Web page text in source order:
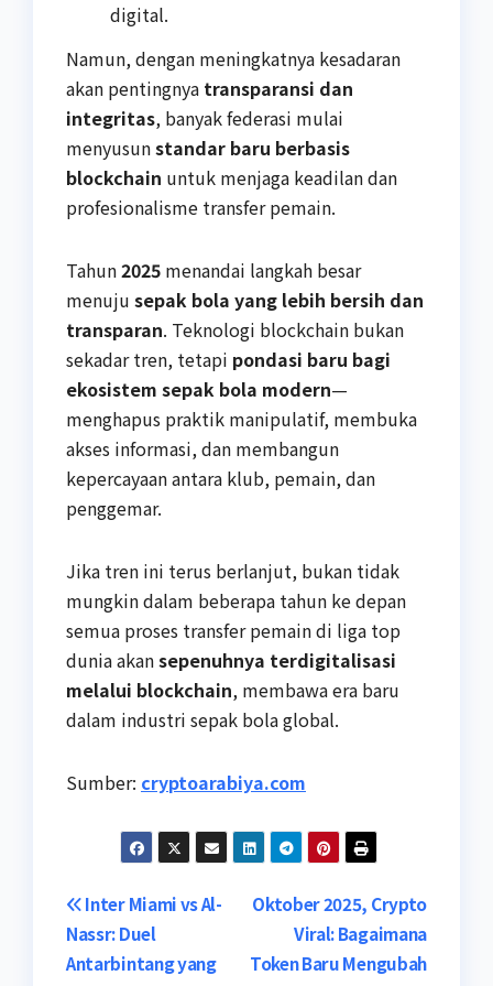
digital.
Namun, dengan meningkatnya kesadaran
akan pentingnya transparansi dan
integritas, banyak federasi mulai
menyusunstandar baru berbasis
blockchain untuk menjaga keadilan dan
profesionalisme transfer pemain.
Tahun2025 menandai langkah besar
menuju sepak bola yang lebih bersih dan
transparan. Teknologi blockchain bukan
sekadar tren, tetapi pondasi baru bagi
ekosistem sepak bola modern—
menghapus praktik manipulatif, membuka
akses informasi, dan membangun
kepercayaan antara klub, pemain, dan
penggemar.
Jika tren ini terus berlanjut, bukan tidak
mungkin dalam beberapa tahun ke depan
semua proses transfer pemain di liga top
dunia akansepenuhnya terdigitalisasi
melalui blockchain, membawa era baru
dalam industri sepak bola global.
Sumber: cryptoarabiya.com
Post
navigation
Oktober 2025, Crypto
Viral: Bagaimana
Token Baru Mengubah
Inter Miami vs Al-
Nassr: Duel
Antarbintang yang